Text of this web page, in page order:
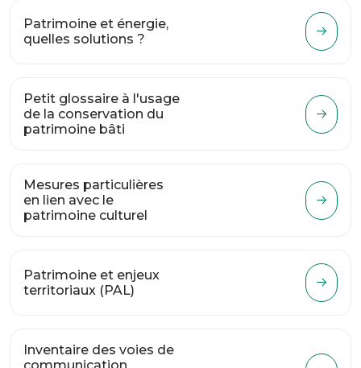
Patrimoine et énergie,
quelles solutions ?
Petit glossaire à l'usage
de la conservation du
patrimoine bâti
Mesures particulières
en lien avec le
patrimoine culturel
Patrimoine et enjeux
territoriaux (PAL)
Inventaire des voies de